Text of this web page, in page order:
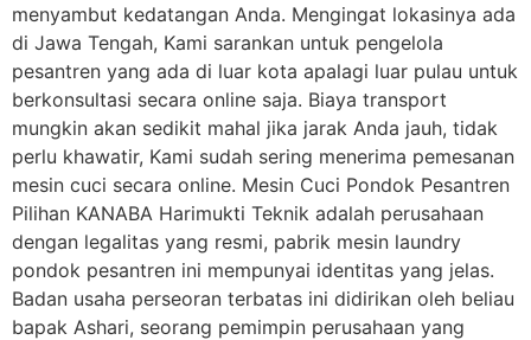
menyambut kedatangan Anda. Mengingat lokasinya ada
di Jawa Tengah, Kami sarankan untuk pengelola
pesantren yang ada di luar kota apalagi luar pulau untuk
berkonsultasi secara online saja. Biaya transport
mungkin akan sedikit mahal jika jarak Anda jauh, tidak
perlu khawatir, Kami sudah sering menerima pemesanan
mesin cuci secara online. Mesin Cuci Pondok Pesantren
Pilihan KANABA Harimukti Teknik adalah perusahaan
dengan legalitas yang resmi, pabrik mesin laundry
pondok pesantren ini mempunyai identitas yang jelas.
Badan usaha perseoran terbatas ini didirikan oleh beliau
bapak Ashari, seorang pemimpin perusahaan yang